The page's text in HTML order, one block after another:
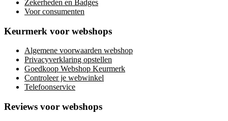
Zekerheden en Badges
Voor consumenten
Keurmerk voor webshops
Algemene voorwaarden webshop
Privacyverklaring opstellen
Goedkoop Webshop Keurmerk
Controleer je webwinkel
Telefoonservice
Reviews voor webshops